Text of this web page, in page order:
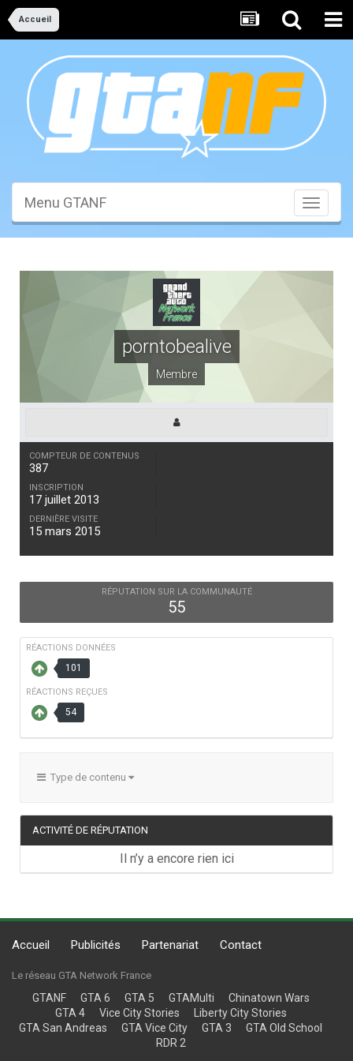
Accueil
Toggle
Menu GTANF
porntobealive
Membre
COMPTEUR DE CONTENUS
387
INSCRIPTION
17 juillet 2013
DERNIÈRE VISITE
15 mars 2015
RÉPUTATION SUR LA COMMUNAUTÉ
55
RÉACTIONS DONNÉES
101
RÉACTIONS REÇUES
54
Type de contenu
ACTIVITÉ DE RÉPUTATION
Il n’y a encore rien ici
Accueil Publicités Partenariat Contact
Le réseau GTA Network France
GTANF GTA 6 GTA 5 GTAMulti
Chinatown Wars
GTA 4
Vice City Stories
Liberty City Stories
GTA San Andreas
GTA Vice City GTA 3
GTA Old School
RDR 2